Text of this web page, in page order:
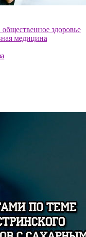
здоровье
медицина